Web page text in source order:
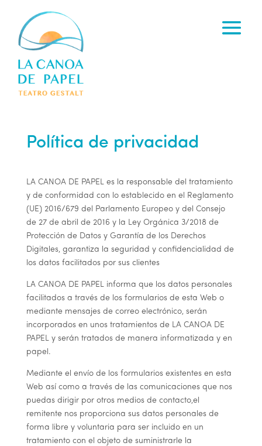
Política de privacidad
LA CANOA DE PAPELes la responsable del tratamiento
y de conformidad con lo establecido en el Reglamento
(UE) 2016/679 del Parlamento Europeo y del Consejo
de 27 de abril de 2016 y la Ley Orgánica 3/2018 de
Protección de Datos y Garantía de los Derechos
Digitales, garantiza la seguridad y confidencialidad de
los datos facilitados por sus clientes
LA CANOA DE PAPELinforma que los datos personales
facilitados a través de los formularios de esta Web o
mediante mensajes de correo electrónico, serán
incorporados en unos tratamientos de LA CANOA DE
PAPELy serán tratados de manera informatizada y en
papel.
Mediante el envío de los formularios existentes en esta
Web así como a través de las comunicaciones que nos
puedas dirigir por otros medios de contacto,el
remitente nos proporciona sus datos personales de
forma libre y voluntaria para ser incluido en un
tratamiento con el objeto de suministrarle la